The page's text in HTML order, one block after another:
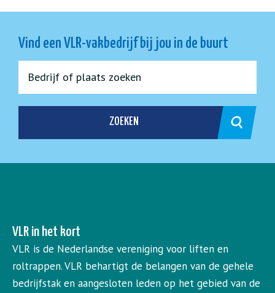
Vind een VLR-vakbedrijf bij jou in de buurt
ZOEKEN
VLR in het kort
VLR is de Nederlandse vereniging voor liften en
roltrappen. VLR behartigt de belangen van de gehele
bedrijfstak en aangesloten leden op het gebied van de